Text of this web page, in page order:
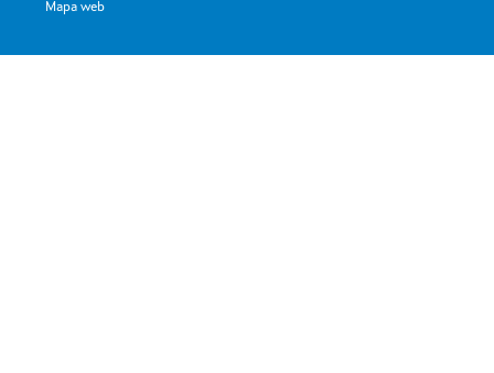
Mapa web